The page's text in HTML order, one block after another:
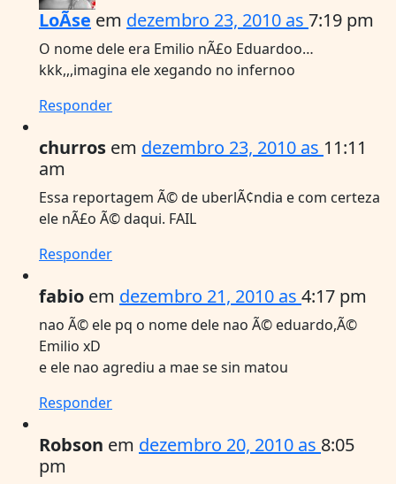
LoÃ­se em dezembro 23, 2010 as 7:19 pm
O nome dele era Emilio nÃ£o Eduardoo…
kkk,,,imagina ele xegando no infernoo
Responder
churros em dezembro 23, 2010 as 11:11
am
Essa reportagem Ã© de uberlÃ¢ndia e com certeza
ele nÃ£o Ã© daqui. FAIL
Responder
fabio em dezembro 21, 2010 as 4:17 pm
nao Ã© ele pq o nome dele nao Ã© eduardo,Ã©
Emilio xD
e ele nao agrediu a mae se sin matou
Responder
Robson em dezembro 20, 2010 as 8:05
pm